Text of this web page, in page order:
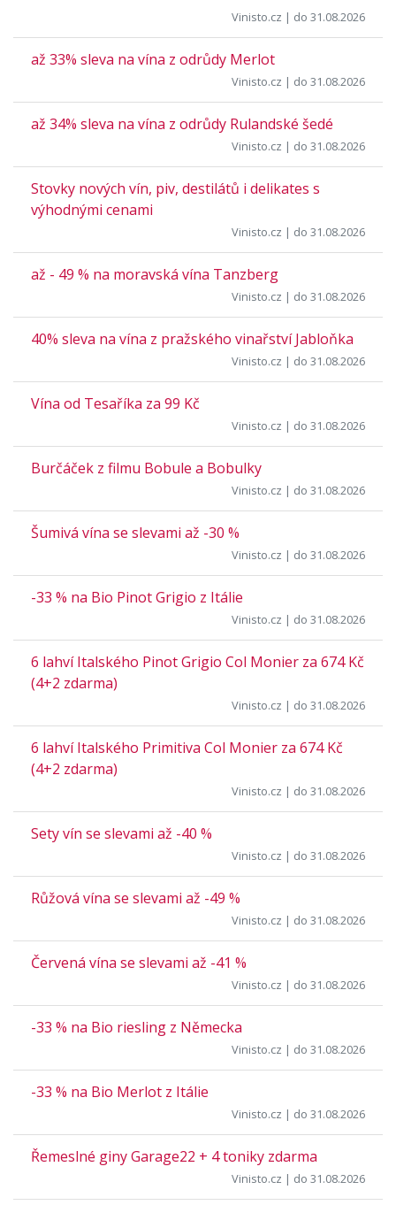
Vinisto.cz | do 31.08.2026
až 33% sleva na vína z odrůdy Merlot
Vinisto.cz | do 31.08.2026
až 34% sleva na vína z odrůdy Rulandské šedé
Vinisto.cz | do 31.08.2026
Stovky nových vín, piv, destilátů i delikates s
výhodnými cenami
Vinisto.cz | do 31.08.2026
až - 49 % na moravská vína Tanzberg
Vinisto.cz | do 31.08.2026
40% sleva na vína z pražského vinařství Jabloňka
Vinisto.cz | do 31.08.2026
Vína od Tesaříka za 99 Kč
Vinisto.cz | do 31.08.2026
Burčáček z filmu Bobule a Bobulky
Vinisto.cz | do 31.08.2026
Šumivá vína se slevami až -30 %
Vinisto.cz | do 31.08.2026
-33 % na Bio Pinot Grigio z Itálie
Vinisto.cz | do 31.08.2026
6 lahví Italského Pinot Grigio Col Monier za 674 Kč
(4+2 zdarma)
Vinisto.cz | do 31.08.2026
6 lahví Italského Primitiva Col Monier za 674 Kč
(4+2 zdarma)
Vinisto.cz | do 31.08.2026
Sety vín se slevami až -40 %
Vinisto.cz | do 31.08.2026
Růžová vína se slevami až -49 %
Vinisto.cz | do 31.08.2026
Červená vína se slevami až -41 %
Vinisto.cz | do 31.08.2026
-33 % na Bio riesling z Německa
Vinisto.cz | do 31.08.2026
-33 % na Bio Merlot z Itálie
Vinisto.cz | do 31.08.2026
Řemeslné giny Garage22 + 4 toniky zdarma
Vinisto.cz | do 31.08.2026